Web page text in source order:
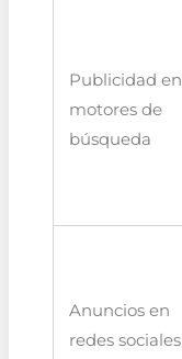
Publicidad en
motores de
búsqueda
Anuncios en
redes sociales